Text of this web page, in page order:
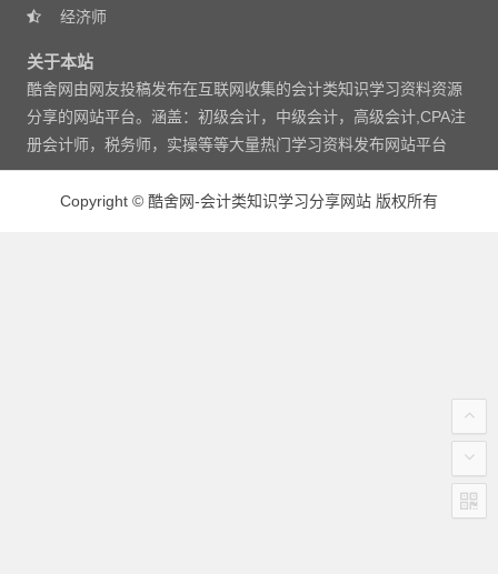
经济师
关于本站
酷舍网由网友投稿发布在互联网收集的会计类知识学习资料资源
分享的网站平台。涵盖：初级会计，中级会计，高级会计,CPA注
册会计师，税务师，实操等等大量热门学习资料发布网站平台
Copyright © 酷舍网-会计类知识学习分享网站 版权所有